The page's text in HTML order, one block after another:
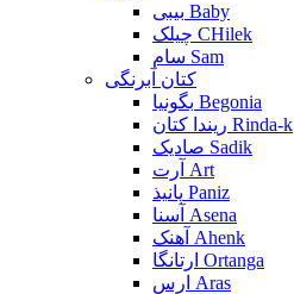
بیبی Baby
چیلک CHilek
سام Sam
کتان آبرنگی
بگونیا Begonia
ریندا کتان Rinda-k
صادیک Sadik
آرت Art
پانیذ Paniz
آسنا Asena
آهنک Ahenk
ارتانگا Ortanga
ارس Aras